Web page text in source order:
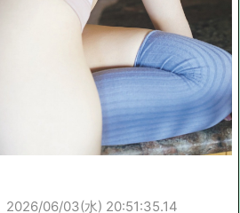
2026/06/03(水) 20:51:35.14